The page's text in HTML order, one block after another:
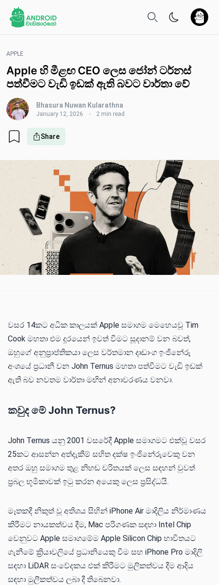
APPLE
Apple හි මීළඟ CEO ලෙස ජෝන් ටර්නස්
පත්වීමට වැඩි ඉඩක් ඇති බවට වාර්තා වේ
Bhasura Nuwan Kularathna
January 12, 2026 2 min read
Share
වසර 14කට අධික කාලයක් Apple සමාගම මෙහෙයවූ Tim
Cook මහතා එම දූරයෙන් ඉවත් වීමට සූදානම් වන බවත්,
ඔහුගේ අනුප්‍රාප්තිකයා ලෙස වර්තමාන දෘඩාංග ඉංජිනේරු
අංශයේ ප්‍රධානී වන John Ternus මහතා පත්වීමට වැඩි ඉඩක්
ඇති බව නවතම වාර්තා මඟින් අනාවරණය වනවා.
කවුද මේ John Ternus?
John Ternus යනු 2001 වසරේදී Apple සමාගමට එක්වූ වසර
25කට ආසන්න අත්දැකීම් සහිත දක්ෂ ඉංජිනේරුවෙකු වන
අතර ඔහු සමාගම තුළ නිහඬ චරිතයක් ලෙස සඳහන් වුවත්
ප්‍රබල භූමිකාවක් ඉටු කරන අයෙකු ලෙස ප්‍රසිද්ධයි.
මෑතකදී නිකුත් වූ අතිශය සිහින් iPhone Air මාදිලිය නිර්මාණය
කිරීමට නායකත්වය දීම, Mac පරිගණක සඳහා Intel Chip
වෙනුවට Apple සමාගමේම Apple Silicon Chip භාවිතයට
ගැනීමේ ක්‍රියාවලියේ ප්‍රධානියෙකු වීම සහ iPhone Pro මාදිලි
සඳහා LiDAR සංවේදකය එක් කිරීමට මුලිකත්වය දීම ආදිය
සඳහා මුලීකත්වය ලබා දී තිබෙනවා.